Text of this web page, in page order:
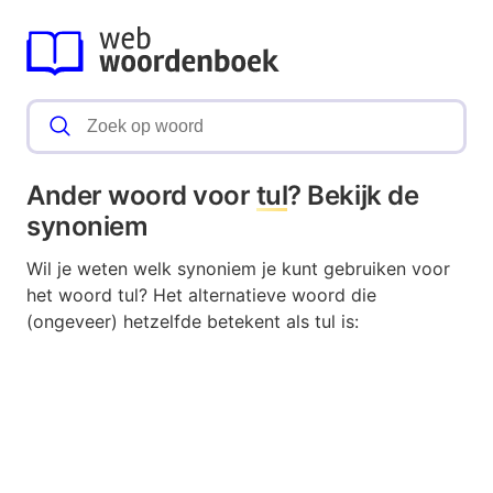
Ander woord voor tul? Bekijk de
synoniem
Wil je weten welk synoniem je kunt gebruiken voor
het woord tul? Het alternatieve woord die
(ongeveer) hetzelfde betekent als tul is: